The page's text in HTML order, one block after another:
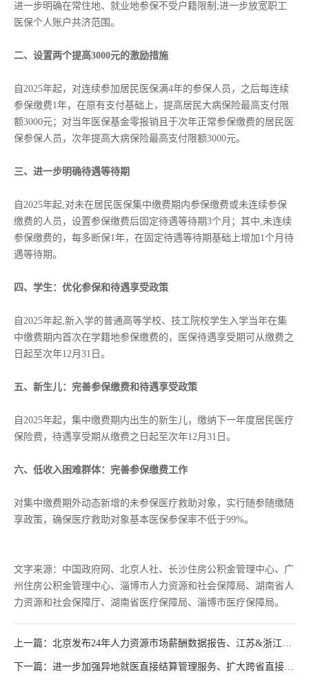
进一步明确在常住地、就业地参保不受户籍限制;进一步放宽职工
医保个人账户共济范围。
二、设置两个提高3000元的激励措施
自2025年起，对连续参加居民医保满4年的参保人员，之后每连续
参保缴费1年，在原有支付基础上，提高居民大病保险最高支付限
额3000元；对当年医保基金零报销且于次年正常参保缴费的居民医
保参保人员，次年提高大病保险最高支付限额3000元。
三、进一步明确待遇等待期
自2025年起,对未在居民医保集中缴费期内参保缴费或未连续参保
缴费的人员，设置参保缴费后固定待遇等待期3个月；其中,未连续
参保缴费的，每多断保1年，在固定待遇等待期基础上增加1个月待
遇等待期。
四、学生：优化参保和待遇享受政策
自2025年起,新入学的普通高等学校、技工院校学生入学当年在集
中缴费期内首次在学籍地参保缴费的，医保待遇享受期可从缴费之
日起至次年12月31日。
五、新生儿：完善参保缴费和待遇享受政策
自2025年起，集中缴费期内出生的新生儿，缴纳下一年度居民医疗
保险费，待遇享受期从缴费之日起至次年12月31日。
六、低收入困难群体：完善参保缴费工作
对集中缴费期外动态新增的未参保医疗救助对象，实行随参随缴随
享政策，确保医疗救助对象基本医保参保率不低于99%。
文字来源：中国政府网、北京人社、长沙住房公积金管理中心、广
州住房公积金管理中心、淄博市人力资源和社会保障局、湖南省人
力资源和社会保障厅、湖南省医疗保障局、淄博市医疗保障局。
上一篇：北京发布24年人力资源市场薪酬数据报告、江苏&浙江公
布24年社会保险有关基数......
下一篇：进一步加强异地就医直接结算管理服务、扩大跨省直接结